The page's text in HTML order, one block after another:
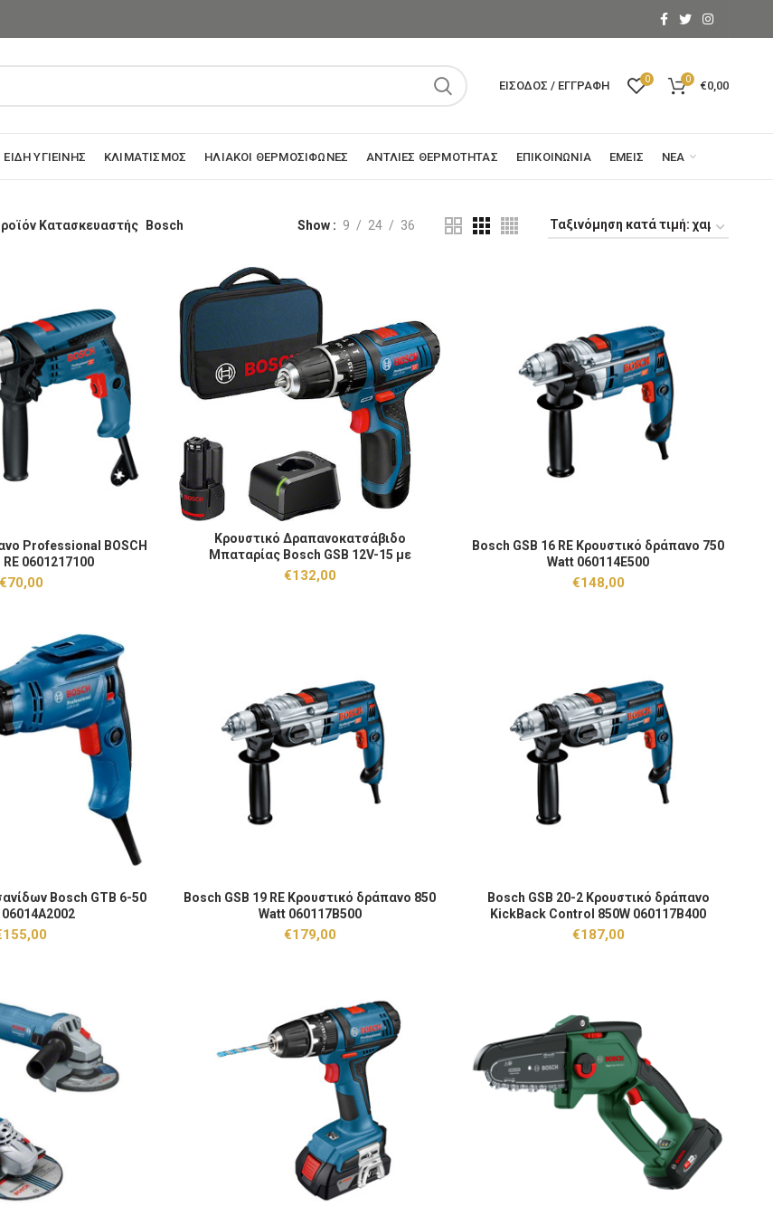
ΕΊΣΟΔΟΣ / ΕΓΓΡΑΦΉ 0 0 €0,00
ΕΊΔΗ ΥΓΙΕΙΝΉΣ ΚΛΙΜΑΤΙΣΜΌΣ ΗΛΙΑΚΟΊ ΘΕΡΜΟΣΊΦΩΝΕΣ ΑΝΤΛΊΕΣ ΘΕΡΜΌΤΗΤΑΣ ΕΠΙΚΟΙΝΩΝΊΑ ΕΜΕΊΣ ΝΈΑ
Κατασκευαστής Bosch Show 9 24 36
Professional BOSCH - GSB 13 RE 0601217100 ποσότητα
ΣΤΟ ΚΑΛΆΘΙ
Professional BOSCH
RE 0601217100
€70,00
Κρουστικό Δραπανοκατσάβιδο Μπαταρίας Bosch GSB 12V-15 με Μπαταρίες 12V 2x2Ah 06019B690H
ΠΡΟΣΘΉΚΗ ΣΤΟ ΚΑΛΆΘΙ
Κρουστικό Δραπανοκατσάβιδο
Μπαταρίας Bosch GSB 12V-15 με
Μπαταρίες 12V 2x2Ah 06019B690H
€132,00
Bosch GSB 16 RE Κρουστικό δράπανο 750 Watt
ΠΡΟΣΘΉΚΗ ΣΤΟ ΚΑΛΆΘΙ
Bosch GSB 16 RE Κρουστικό δράπανο 750
Watt 060114E500
€148,00
Bosch GTB 6-50 650W 06014A2002 ποσότητα
ΣΤΟ ΚΑΛΆΘΙ
Bosch GTB 6-50
06014A2002
155,00
Bosch GSB 19 RE Κρουστικό δράπανο 850 Watt 060117B500 ποσότητα
ΠΡΟΣΘΉΚΗ ΣΤΟ ΚΑΛΆΘΙ
Bosch GSB 19 RE Κρουστικό δράπανο 850
Watt 060117B500
€179,00
Bosch GSB 20-2 Κρουστικό δράπανο KickBack
ΠΡΟΣΘΉΚΗ ΣΤΟ ΚΑΛΆΘΙ
Bosch GSB 20-2 Κρουστικό δράπανο
KickBack Control 850W 060117B400
€187,00